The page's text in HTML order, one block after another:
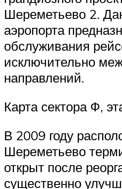
Шереметьево 2.
аэропорта
обслуживания
исключительно
направлений.
Карта сектора Ф,
В 2009 году
Шереметьево
открыт после
существенно